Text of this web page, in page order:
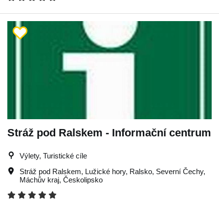
Stráž pod Ralskem - Informační centrum
Výlety, Turistické cíle
Stráž pod Ralskem, Lužické hory, Ralsko, Severní Čechy,
Máchův kraj, Českolipsko